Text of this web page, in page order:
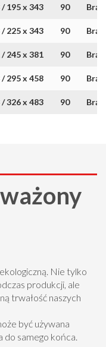
/ 195 x 343 90
/ 225 x 343 90
/ 245 x 381 90
295 x 458 90
326 x 483 90
Nie tylko
produkcji, ale
trwałość naszych
być używana
do samego końca.